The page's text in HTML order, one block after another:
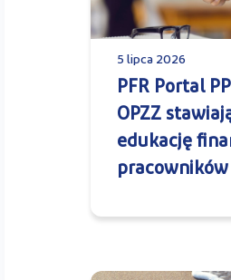
5 lipca 2026
PFR Portal
OPZZ
edukację
pracowników